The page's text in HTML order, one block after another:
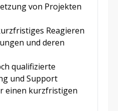
von Projekten
Reagieren
und deren
qualifizierte
und Support
einen kurzfristigen